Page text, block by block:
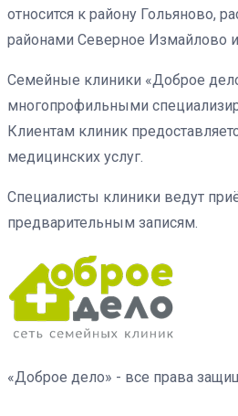
относится к району Гольяново,
районами Северное Измайлово
Семейные клиники «Доброе
многопрофильными
Клиентам клиник
медицинских услуг.
Специалисты клиники ведут
предварительным записям.
«Доброе дело» - все права